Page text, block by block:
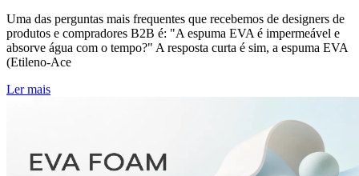
Uma das perguntas mais frequentes que recebemos de designers de
produtos e compradores B2B é: "A espuma EVA é impermeável e
absorve água com o tempo?" A resposta curta é sim, a espuma EVA
(Etileno-Ace
Ler mais